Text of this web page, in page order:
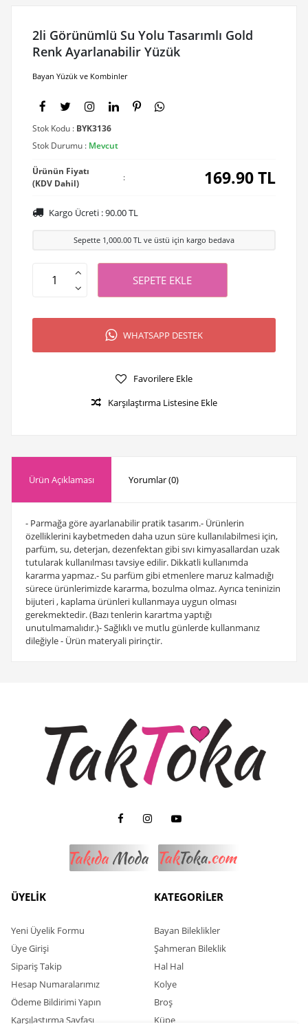
2li Görünümlü Su Yolu Tasarımlı Gold
Renk Ayarlanabilir Yüzük
Bayan Yüzük ve Kombinler
Stok Kodu : BYK3136
Stok Durumu : Mevcut
Ürünün Fiyatı
(KDV Dahil)
: 169.90TL
Kargo Ücreti :90.00TL
Sepette 1,000.00 TL ve üstü için kargo bedava
SEPETE EKLE
WHATSAPP DESTEK
Favorilere Ekle
Karşılaştırma Listesine Ekle
Ürün Açıklaması Yorumlar (0)
- Parmağa göre ayarlanabilir pratik tasarım.- Ürünlerin
özelliklerini kaybetmeden daha uzun süre kullanılabilmesi için,
parfüm, su, deterjan, dezenfektan gibi sıvı kimyasallardan uzak
tutularak kullanılması tavsiye edilir. Dikkatli kullanımda
kararma yapmaz.- Su parfüm gibi etmenlere maruz kalmadığı
sürece ürünlerimizde kararma, bozulma olmaz. Ayrıca teninizin
bijuteri , kaplama ürünleri kullanmaya uygun olması
gerekmektedir. (Bazı tenlerin karartma yaptığı
unutulmamalıdır.)- Sağlıklı ve mutlu günlerde kullanmanız
dileğiyle - Ürün materyali pirinçtir.
ÜYELİK
Yeni Üyelik Formu
Üye Girişi
Sipariş Takip
Hesap Numaralarımız
Ödeme Bildirimi Yapın
Karşılaştırma Sayfası
KATEGORİLER
Bayan Bileklikler
Şahmeran Bileklik
Hal Hal
Kolye
Broş
Küpe